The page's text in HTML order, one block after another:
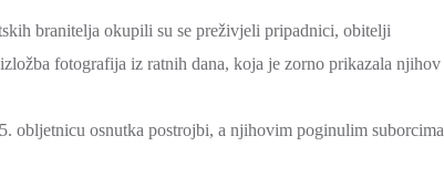
branitelja okupili su se preživjeli pripadnici, obitelji
fotografija iz ratnih dana, koja je zorno prikazala njihov
obljetnicu osnutka postrojbi, a njihovim poginulim suborcima